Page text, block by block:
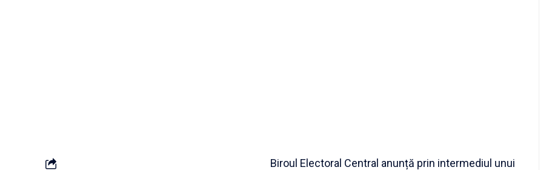
Biroul Electoral Central anunță prin intermediul unui